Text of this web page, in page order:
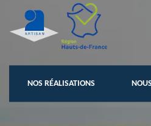
NOS RÉALISATIONS